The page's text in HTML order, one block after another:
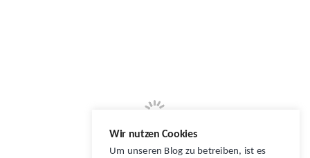
Wir nutzen Cookies
Um unseren Blog zu betreiben, ist es